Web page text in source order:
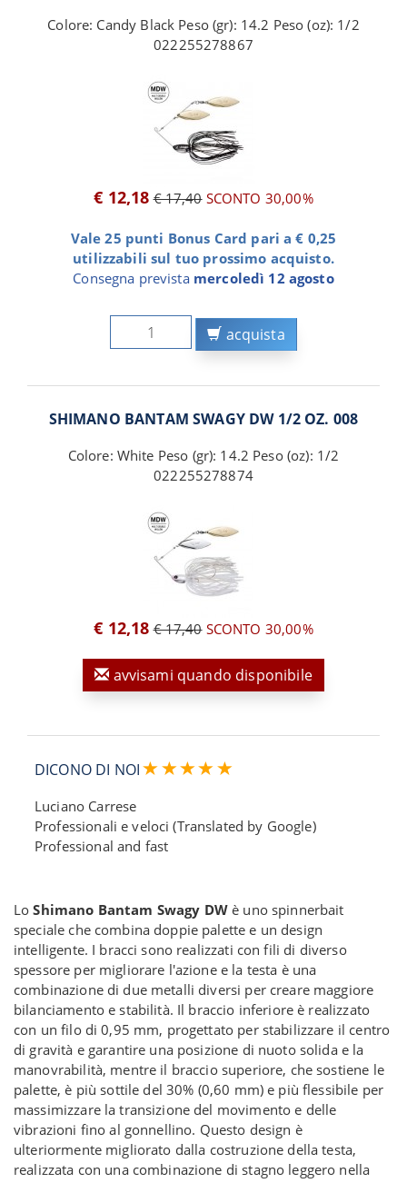
Colore: Candy Black Peso (gr): 14.2 Peso (oz): 1/2
022255278867
€ 12,18 € 17,40SCONTO 30,00%
Vale 25 punti Bonus Card pari a € 0,25
utilizzabili sul tuo prossimo acquisto.
Consegna prevista mercoledì 12 agosto
acquista
SHIMANO BANTAM SWAGY DW 1/2 OZ. 008
Colore: White Peso (gr): 14.2 Peso (oz): 1/2
022255278874
€ 12,18 € 17,40SCONTO 30,00%
avvisami quando disponibile
DICONO DI NOI
Luciano Carrese
Professionali e veloci (Translated by Google)
Professional and fast
LoShimano Bantam Swagy DWè uno spinnerbait
speciale che combina doppie palette e un design
intelligente. I bracci sono realizzati con fili di diverso
spessore per migliorare l'azione e la testa è una
combinazione di due metalli diversi per creare maggiore
bilanciamento e stabilità. Il braccio inferiore è realizzato
con un filo di 0,95 mm, progettato per stabilizzare il centro
di gravità e garantire una posizione di nuoto solida e la
manovrabilità, mentre il braccio superiore, che sostiene le
palette, è più sottile del 30% (0,60 mm) e più flessibile per
massimizzare la transizione del movimento e delle
vibrazioni fino al gonnellino. Questo design è
ulteriormente migliorato dalla costruzione della testa,
realizzata con una combinazione di stagno leggero nella